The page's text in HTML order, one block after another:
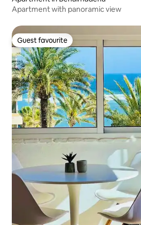
Apartment with panoramic view
Guest favourite
Guest favourite